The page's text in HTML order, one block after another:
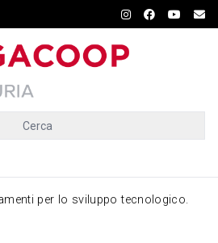
Cerca
per lo sviluppo tecnologico.